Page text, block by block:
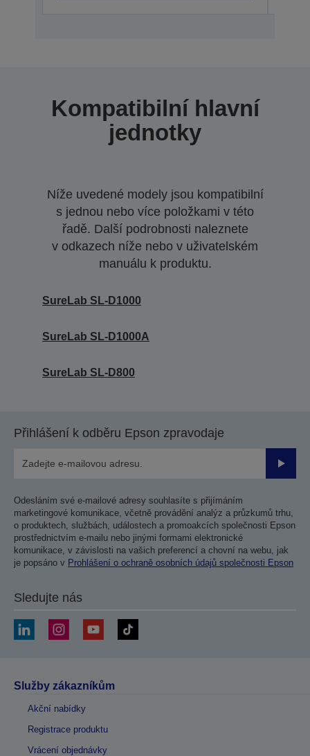
Kompatibilní hlavní
jednotky
Níže uvedené modely jsou kompatibilní
s jednou nebo více položkami v této
řadě. Další podrobnosti naleznete
v odkazech níže nebo v uživatelském
manuálu k produktu.
SureLab SL-D1000
SureLab SL-D1000A
SureLab SL-D800
Přihlášení k odběru Epson zpravodaje
Odesláním své e-mailové adresy souhlasíte s přijímáním
marketingové komunikace, včetně provádění analýz a průzkumů trhu,
o produktech, službách, událostech a promoakcích společnosti Epson
prostřednictvím e-mailu nebo jinými formami elektronické
komunikace, v závislosti na vašich preferencí a chovní na webu, jak
je popsáno v Prohlášení o ochraně osobních údajů společnosti Epson
Sledujte nás
Služby zákazníkům
Akční nabídky
Registrace produktu
Vrácení objednávky